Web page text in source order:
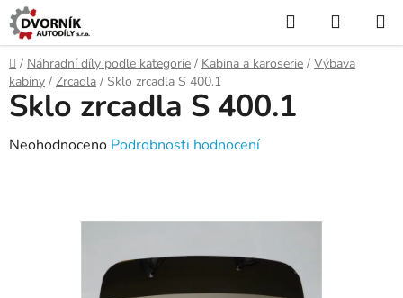
Přejít
na
obsah
Hledat
KOŠÍK
Domů
/ Náhradní díly podle kategorie / Kabina a karoserie / Výbava
kabiny / Zrcadla / Sklo zrcadla S 400.1
Sklo zrcadla S 400.1
Průměrné
Neohodnoceno Podrobnosti hodnocení